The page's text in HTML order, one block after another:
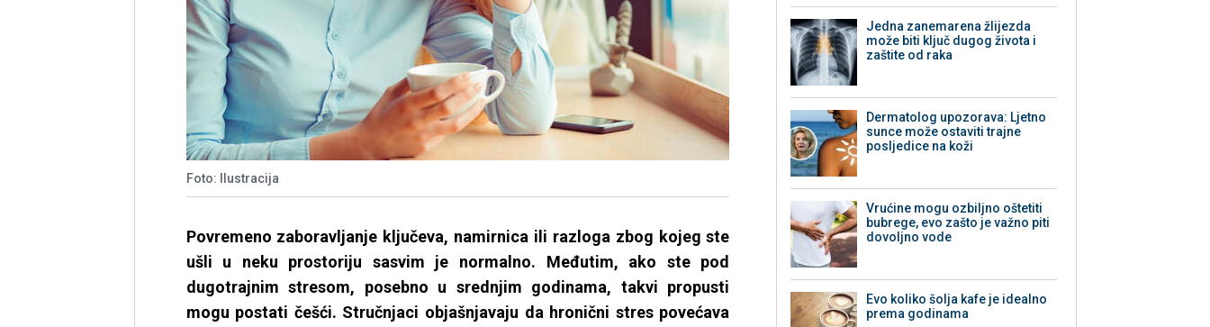
Foto: Ilustracija
Povremeno zaboravljanje ključeva, namirnica ili razloga zbog kojeg ste
ušli u neku prostoriju sasvim je normalno. Međutim, ako ste pod
dugotrajnim stresom, posebno u srednjim godinama, takvi propusti
mogu postati češći. Stručnjaci objašnjavaju da hronični stres povećava
Jedna zanemarena žlijezda
može biti ključ dugog života i
zaštite od raka
Dermatolog upozorava: Ljetno
sunce može ostaviti trajne
posljedice na koži
Vrućine mogu ozbiljno oštetiti
bubrege, evo zašto je važno piti
dovoljno vode
Evo koliko šolja kafe je idealno
prema godinama